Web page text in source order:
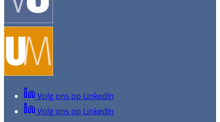
Volg ons op LinkedIn
Volg ons op LinkedIn